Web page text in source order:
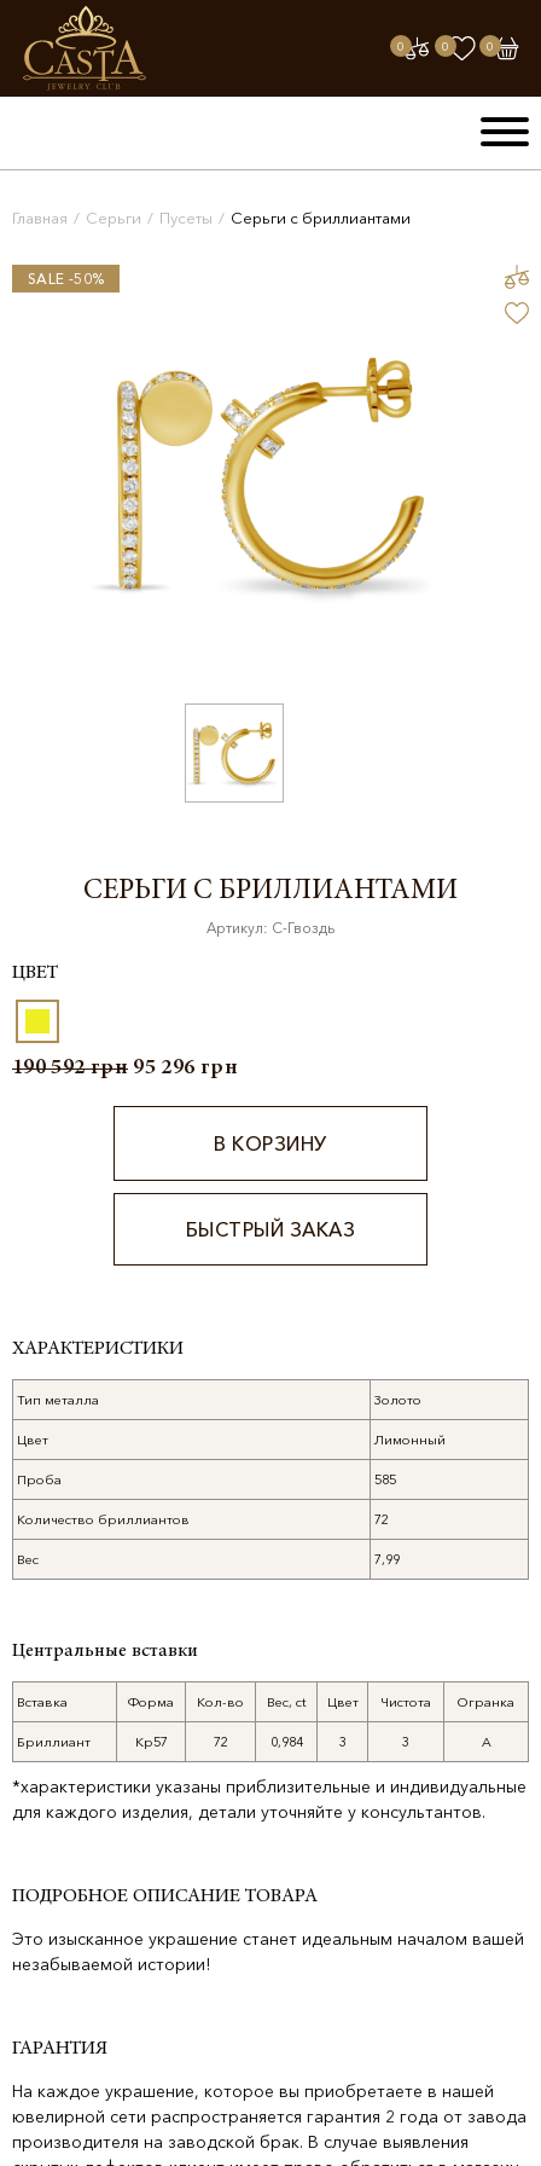
0 0 0
Главная / Серьги / Пусеты / Серьги с бриллиантами
SALE -50%
СЕРЬГИ С БРИЛЛИАНТАМИ
Артикул: С-Гвоздь
ЦВЕТ
190 592грн 95 296 грн
В КОРЗИНУ
БЫСТРЫЙ ЗАКАЗ
ХАРАКТЕРИСТИКИ
Тип металла Золото
Цвет Лимонный
Проба 585
Количество бриллиантов 72
Вес 7,99
Центральные вставки
Вставка Форма Кол-во Вес, ct Цвет Чистота Огранка
Бриллиант Кр57 72 0,984 3 3 А
*характеристики указаны приблизительные и индивидуальные
для каждого изделия, детали уточняйте у консультантов.
ПОДРОБНОЕ ОПИСАНИЕ ТОВАРА
Это изысканное украшение станет идеальным началом вашей
незабываемой истории!
ГАРАНТИЯ
На каждое украшение, которое вы приобретаете в нашей
ювелирной сети распространяется гарантия 2 года от завода
производителя на заводской брак. В случае выявления